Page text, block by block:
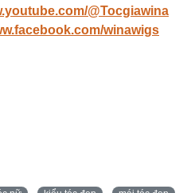
@Tocgiawina
winawigs